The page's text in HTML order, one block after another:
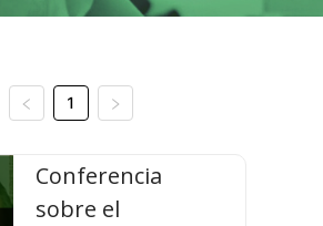
1
Conferencia
sobre el